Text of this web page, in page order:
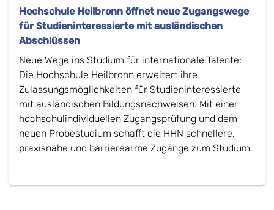
Hochschule Heilbronn ​öffnet neue Zugangswege
für Studieninteressierte mit ausländischen
Abschlüssen
Neue Wege ins Studium für internationale Talente:
Die Hochschule Heilbronn erweitert ihre
Zulassungsmöglichkeiten für Studieninteressierte
mit ausländischen Bildungsnachweisen. Mit einer
hochschulindividuellen Zugangsprüfung und dem
neuen Probestudium schafft die HHN schnellere,
praxisnahe und barrierearme Zugänge zum Studium.